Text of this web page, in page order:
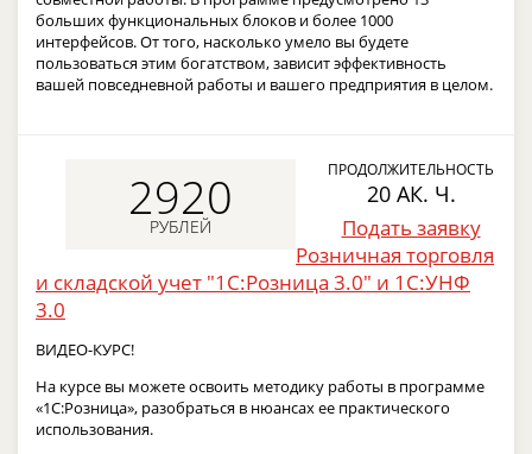
больших функциональных блоков и более 1000
интерфейсов. От того, насколько умело вы будете
пользоваться этим богатством, зависит эффективность
вашей повседневной работы и вашего предприятия в целом.
2920
РУБЛЕЙ
ПРОДОЛЖИТЕЛЬНОСТЬ
20 АК. Ч.
Подать заявку
Розничная торговля
и складской учет "1С:Розница 3.0" и 1С:УНФ
3.0
ВИДЕО-КУРС!
На курсе вы можете освоить методику работы в программе
«1С:Розница», разобраться в нюансах ее практического
использования.